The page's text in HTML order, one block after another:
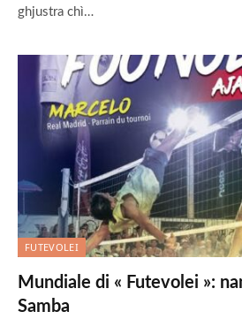
ghjustra chì…
FUTEVOLEI
Mundiale di « Futevolei »:
Samba